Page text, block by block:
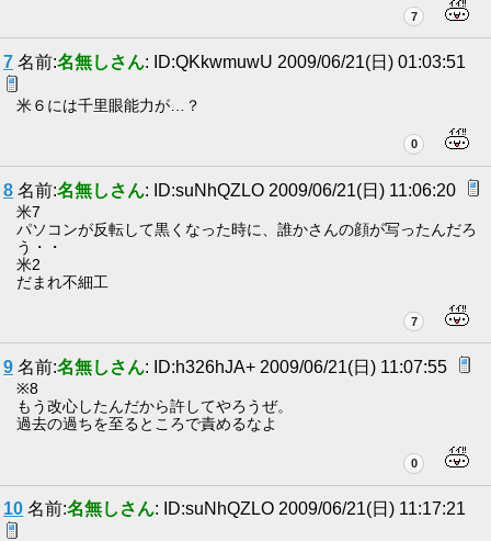
7
7 名前:名無しさん: ID:QKkwmuwU 2009/06/21(日) 01:03:51
米６には千里眼能力が…？
0
8 名前:名無しさん: ID:suNhQZLO 2009/06/21(日) 11:06:20
米7
パソコンが反転して黒くなった時に、誰かさんの顔が写ったんだろ
う・・
米2
だまれ不細工
7
9 名前:名無しさん: ID:h326hJA+ 2009/06/21(日) 11:07:55
※8
もう改心したんだから許してやろうぜ。
過去の過ちを至るところで責めるなよ
0
10 名前:名無しさん: ID:suNhQZLO 2009/06/21(日) 11:17:21